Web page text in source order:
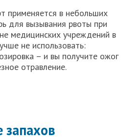
применяется в небольших
для вызывания рвоты при
медицинских учреждений в
не использовать:
– и вы получите ожог
отравление.
запахов